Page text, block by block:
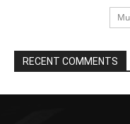
RECENT COMMENTS